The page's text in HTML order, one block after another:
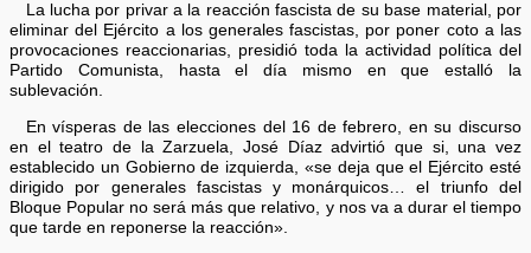
La lucha por privar a la reacción fascista de su base material, por
eliminar del Ejército a los generales fascistas, por poner coto a las
provocaciones reaccionarias, presidió toda la actividad política del
Partido Comunista, hasta el día mismo en que estalló la
sublevación.
En vísperas de las elecciones del 16 de febrero, en su discurso
en el teatro de la Zarzuela, José Díaz advirtió que si, una vez
establecido un Gobierno de izquierda, «se deja que el Ejército esté
dirigido por generales fascistas y monárquicos… el triunfo del
Bloque Popular no será más que relativo, y nos va a durar el tiempo
que tarde en reponerse la reacción».